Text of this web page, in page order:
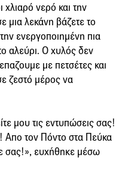
χλιαρό νερό και την
μια λεκάνη βάζετε το
ενεργοποιημένη πια
αλεύρι. Ο χυλός δεν
με πετσέτες και
ζεστό μέρος να
μου τις εντυπώσεις σας!
Απο τον Πόντο στα Πεύκα
σας!», ευχήθηκε μέσω